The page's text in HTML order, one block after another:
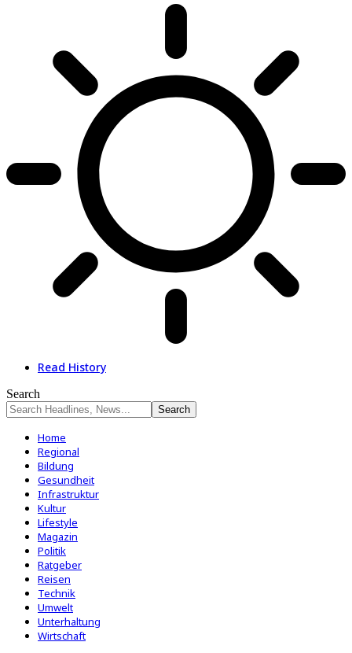
Read History
Search
Home
Regional
Bildung
Gesundheit
Infrastruktur
Kultur
Lifestyle
Magazin
Politik
Ratgeber
Reisen
Technik
Umwelt
Unterhaltung
Wirtschaft